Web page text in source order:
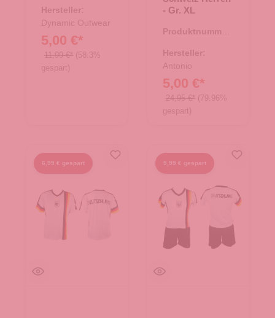
Hersteller:
Dynamic Outwear
5,00 €*
11,99 €* (58.3%
gespart)
- Gr. XL
Produktnummer:
Hersteller:
Antonio
5,00 €*
24,95 €* (79.96%
gespart)
6,99 € gespart 9,99 € gespart